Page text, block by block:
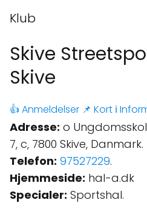
Klub
Skive
Skive
👍 Anmeldelser 📌 Kort ℹ️
Adresse: o
7, c, 7800 Skive, Danmark.
Telefon: 97527229.
Hjemmeside: hal-a.dk
Specialer: Sportshal.